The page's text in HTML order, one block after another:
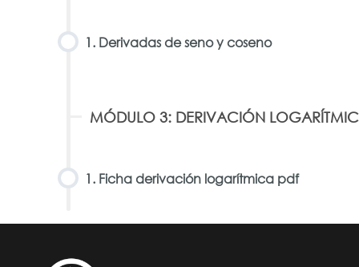
1. Derivadas de seno y coseno
MÓDULO 3: DERIVACIÓN
1. Ficha derivación logarítmica pdf